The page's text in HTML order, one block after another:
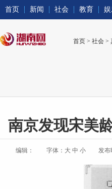
首页 新闻 社会 教育
首页 > 社会 >
南京发现宋美
编辑： 字体： 大 中 小 发布